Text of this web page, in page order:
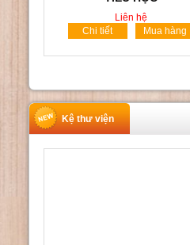
Liên hệ
Chi tiết
Mua hàng
Kệ thư viện